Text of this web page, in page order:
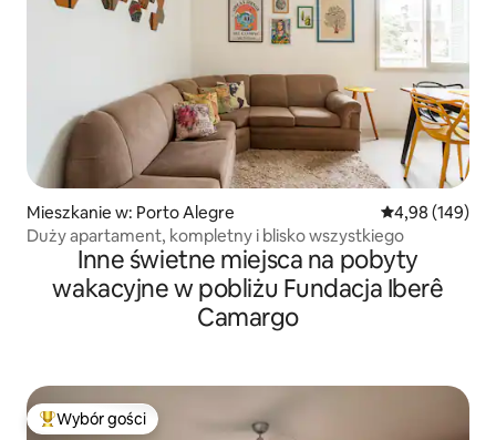
Mieszkanie w: Porto Alegre Średnia
4,98 (149)
Duży apartament, kompletny i blisko wszystkiego
Inne świetne miejsca na pobyty
wakacyjne w pobliżu Fundacja Iberê
Camargo
Najpopularniejsze z kategorii Wybór gości
Wybór gości